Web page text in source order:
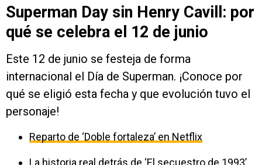
Superman Day sin Henry Cavill: por
qué se celebra el 12 de junio
Este 12 de junio se festeja de forma
internacional el Día de Superman. ¡Conoce por
qué se eligió esta fecha y que evolución tuvo el
personaje!
Reparto de ‘Doble fortaleza’ en Netflix
La historia real detrás de ‘El secuestro de 1993’